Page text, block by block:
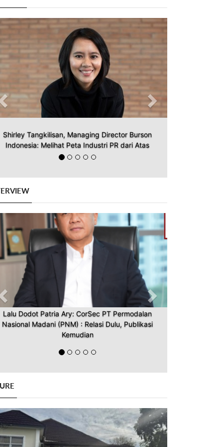
Shirley Tangkilisan, Managing Director Burson
Indonesia: Melihat Peta Industri PR dari Atas
Previous Next
Lalu Dodot Patria Ary: CorSec PT Permodalan
Nasional Madani (PNM) : Relasi Dulu, Publikasi
Kemudian
Previous Next
Previous Next